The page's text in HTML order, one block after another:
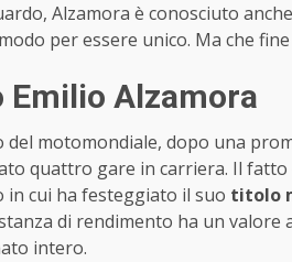
Alzamora è conosciuto
per essere unico. Ma che
Alzamora
del motomondiale, dopo una
quattro gare in carriera. Il
in cui ha festeggiato il suo titolo
di rendimento ha un valore
intero.